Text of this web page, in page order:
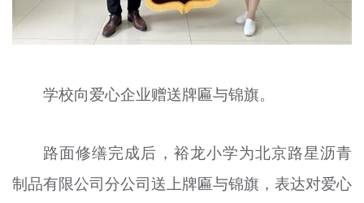
学校向爱心企业赠送牌匾与锦旗。
路面修缮完成后，裕龙小学为北京路星沥青
制品有限公司分公司送上牌匾与锦旗，表达对爱心